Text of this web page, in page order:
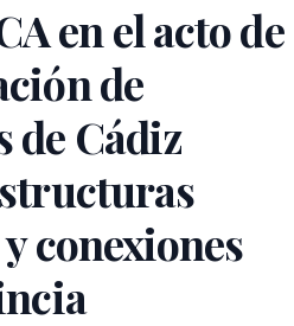
en el acto de
de
de Cádiz
conexiones